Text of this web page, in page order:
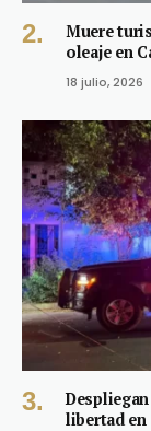
Muere
oleaje en
18 julio, 2026
libertad en